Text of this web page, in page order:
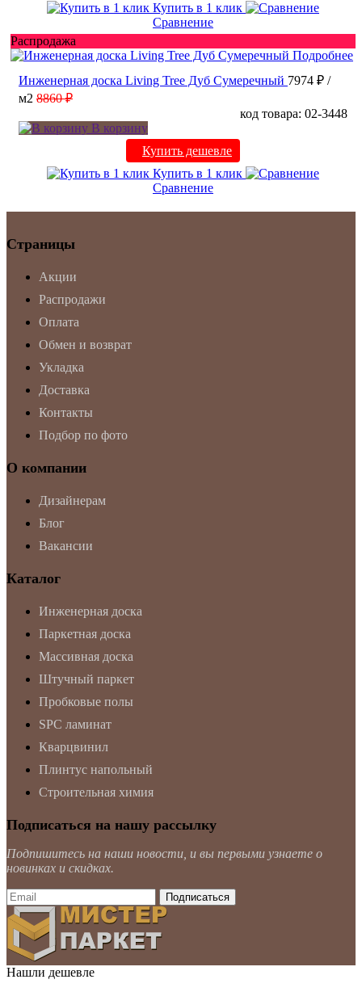
Купить в 1 клик
Сравнение
Распродажа
Подробнее
Инженерная доска Living Tree Дуб Сумеречный 7974 ₽ /
м2 8860 ₽
код товара: 02-3448
В корзину
Купить дешевле
Купить в 1 клик
Сравнение
Страницы
Акции
Распродажи
Оплата
Обмен и возврат
Укладка
Доставка
Контакты
Подбор по фото
О компании
Дизайнерам
Блог
Вакансии
Каталог
Инженерная доска
Паркетная доска
Массивная доска
Штучный паркет
Пробковые полы
SPC ламинат
Кварцвинил
Плинтус напольный
Строительная химия
Подписаться на нашу рассылку
Подпишитесь на наши новости, и вы первыми узнаете о
новинках и скидках.
Нашли дешевле